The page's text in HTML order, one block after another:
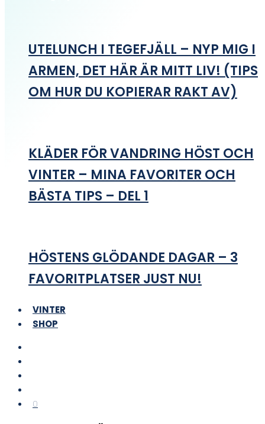
UTELUNCH I TEGEFJÄLL – NYP MIG I
ARMEN, DET HÄR ÄR MITT LIV! (TIPS
OM HUR DU KOPIERAR RAKT AV)
KLÄDER FÖR VANDRING HÖST OCH
VINTER – MINA FAVORITER OCH
BÄSTA TIPS – DEL 1
HÖSTENS GLÖDANDE DAGAR – 3
FAVORITPLATSER JUST NU!
VINTER
SHOP
0